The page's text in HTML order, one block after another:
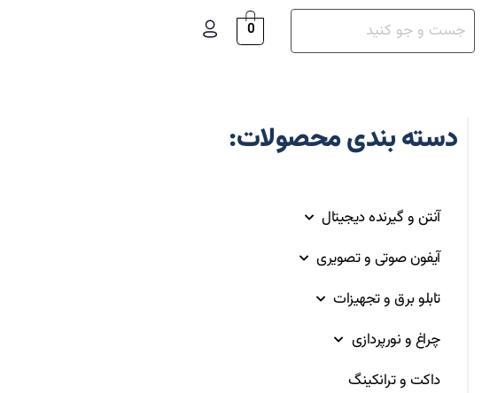
0
دسته بندی محصولات:
آنتن و گیرنده دیجیتال
آیفون صوتی و تصویری
تابلو برق و تجهیزات
چراغ و نورپردازی
داکت و ترانکینگ